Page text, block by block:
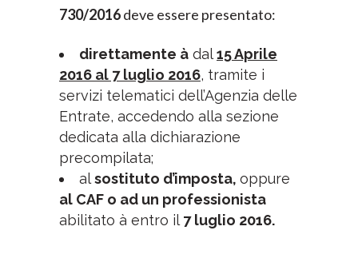
730/2016deve essere presentato:
direttamente à dal15 Aprile
2016 al 7 luglio 2016, tramite i
servizi telematici dell’Agenzia delle
Entrate, accedendo alla sezione
dedicata alla dichiarazione
precompilata;
alsostituto d’imposta, oppure
al CAF o ad un professionista
abilitato à entro il 7 luglio 2016.